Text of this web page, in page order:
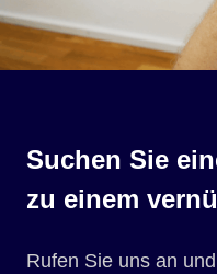
Suchen Sie
zu einem
Rufen Sie uns an